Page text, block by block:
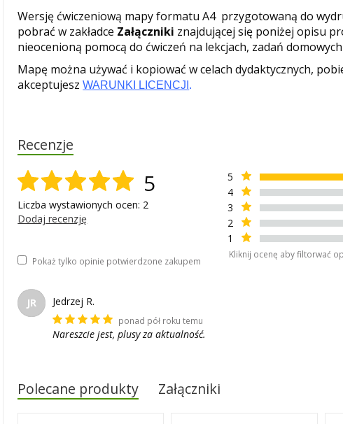
Wersję ćwiczeniową mapy formatu A4 przygotowaną do
pobrać w zakładce Załączniki znajdującej się poniżej opisu
nieocenioną pomocą do ćwiczeń na lekcjach, zadań
Mapę można używać i kopiować w celach dydaktycznych,
akceptujeszWARUNKI LICENCJI .
Recenzje
5
Liczba wystawionych ocen: 2
Dodaj recenzję
Pokaż tylko opinie potwierdzone zakupem
5
4
3
2
1
Kliknij ocenę aby filtorwać
JR Jedrzej R.
ponad pół roku temu
Nareszcie jest, plusy za aktualność.
Polecane produkty Załączniki